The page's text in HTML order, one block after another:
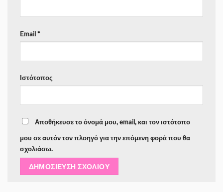
Email*
Ιστότοπος
Αποθήκευσε το όνομά μου, email, και τον ιστότοπο
μου σε αυτόν τον πλοηγό για την επόμενη φορά που θα
σχολιάσω.